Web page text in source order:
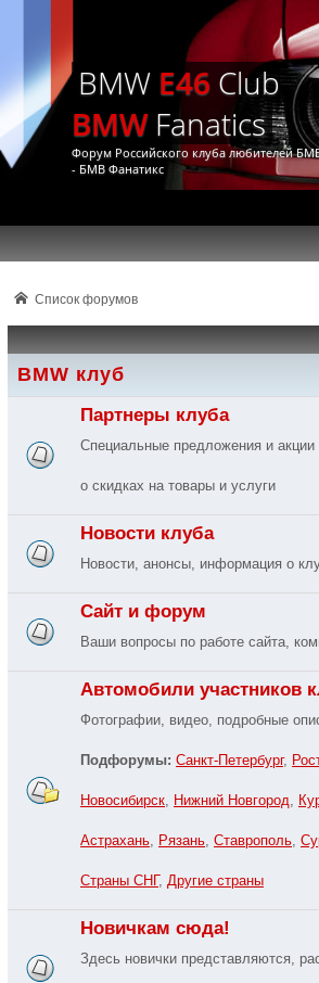
BMW E46 Club
BMWFanatics
Форум Российского клуба любителей
- БМВ Фанатикс
Список форумов
BMW клуб
Партнеры клуба
Специальные предложения и
о скидках на товары и услуги
Новости клуба
Новости, анонсы, информация о
Сайт и форум
Ваши вопросы по работе сайта,
Автомобили участников
Фотографии, видео, подробные
Подфорумы: Санкт-Петербург,
Новосибирск Нижний Новгород
Астрахань Рязань Ставрополь
Страны СНГ, Другие страны
Новичкам сюда!
Здесь новички представляются,